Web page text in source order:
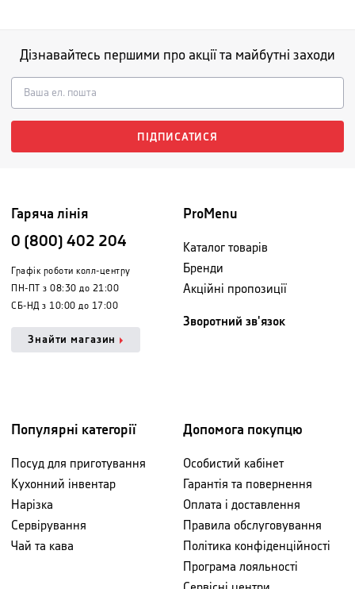
Дізнавайтесь першими про акції та майбутні заходи
ПІДПИСАТИСЯ
Гаряча лінія
0 (800) 402 204
Графік роботи колл-центру
ПН-ПТ з 08:30 до 21:00
СБ-НД з 10:00 до 17:00
Знайти магазин
ProMenu
Каталог товарів
Бренди
Акційні пропозиції
Зворотний зв'язок
Популярні категорії
Посуд для приготування
Кухонний інвентар
Нарізка
Сервірування
Чай та кава
Допомога покупцю
Особистий кабінет
Гарантія та повернення
Оплата і доставлення
Правила обслуговування
Політика конфіденційності
Програма лояльності